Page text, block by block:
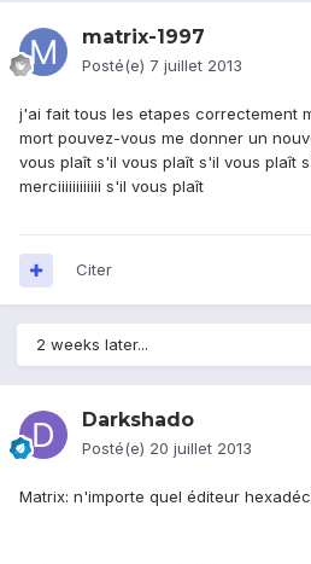
matrix-1997
Posté(e) 7 juillet 2013
j'ai fait tous les etapes correctement
mort pouvez-vous me donner un
vous plaît s'il vous plaît s'il vous plaît
merciiiiiiiiiiii s'il vous plaît
Citer
2 weeks later...
Darkshado
Posté(e) 20 juillet 2013
Matrix: n'importe quel éditeur